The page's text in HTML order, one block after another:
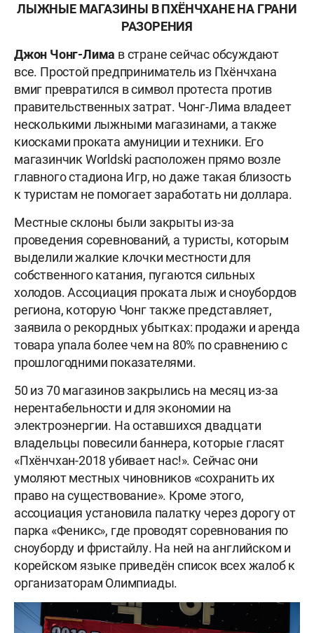
ЛЫЖНЫЕ МАГАЗИНЫ В ПХЁНЧХАНЕ НА ГРАНИ
РАЗОРЕНИЯ
Джон Чонг-Лима в стране сейчас обсуждают
все. Простой предприниматель из Пхёнчхана
вмиг превратился в символ протеста против
правительственных затрат. Чонг-Лима владеет
несколькими лыжными магазинами, а также
киосками проката амуниции и техники. Его
магазинчик Worldski расположен прямо возле
главного стадиона Игр, но даже такая близость
к туристам не помогает заработать ни доллара.
Местные склоны были закрыты из-за
проведения соревнований, а туристы, которым
выделили жалкие клочки местности для
собственного катания, пугаются сильных
холодов. Ассоциация проката лыж и сноубордов
региона, которую Чонг также представляет,
заявила о рекордных убытках: продажи и аренда
товара упала более чем на 80% по сравнению с
прошлогодними показателями.
50 из 70 магазинов закрылись на месяц из-за
нерентабельности и для экономии на
электроэнергии. На оставшихся двадцати
владельцы повесили баннера, которые гласят
«Пхёнчхан-2018 убивает нас!». Сейчас они
умоляют местных чиновников «сохранить их
право на существование». Кроме этого,
ассоциация установила палатку через дорогу от
парка «Феникс», где проводят соревнования по
сноуборду и фристайлу. На ней на английском и
корейском языке приведён список всех жалоб к
организаторам Олимпиады.